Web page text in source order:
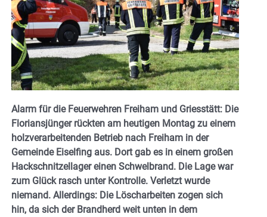
Alarm für die Feuerwehren Freiham und Griesstätt: Die
Floriansjünger rückten am heutigen Montag zu einem
holzverarbeitenden Betrieb nach Freiham in der
Gemeinde Eiselfing aus. Dort gab es in einem großen
Hackschnitzellager einen Schwelbrand. Die Lage war
zum Glück rasch unter Kontrolle. Verletzt wurde
niemand. Allerdings: Die Löscharbeiten zogen sich
hin, da sich der Brandherd weit unten in dem